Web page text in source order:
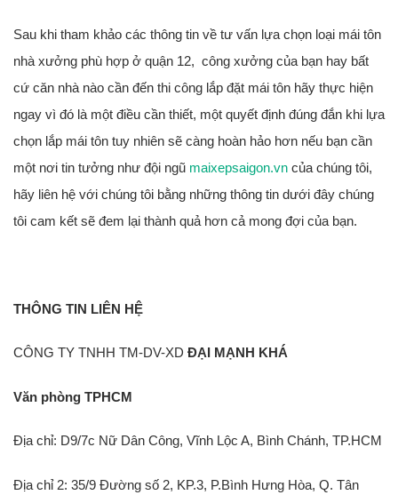
Sau khi tham khảo các thông tin về tư vấn lựa chọn loại mái tôn
nhà xưởng phù hợp ở quận 12, công xưởng của bạn hay bất
cứ căn nhà nào cần đến thi công lắp đặt mái tôn hãy thực hiện
ngay vì đó là một điều cần thiết, một quyết định đúng đắn khi lựa
chọn lắp mái tôn tuy nhiên sẽ càng hoàn hảo hơn nếu bạn cần
một nơi tin tưởng như đội ngũ maixepsaigon.vn của chúng tôi,
hãy liên hệ với chúng tôi bằng những thông tin dưới đây chúng
tôi cam kết sẽ đem lại thành quả hơn cả mong đợi của bạn.
THÔNG TIN LIÊN HỆ
CÔNG TY TNHH TM-DV-XD ĐẠI MẠNH KHÁ
Văn phòng TPHCM
Địa chỉ: D9/7c Nữ Dân Công, Vĩnh Lộc A, Bình Chánh, TP.HCM
Địa chỉ 2: 35/9 Đường số 2, KP.3, P.Bình Hưng Hòa, Q. Tân